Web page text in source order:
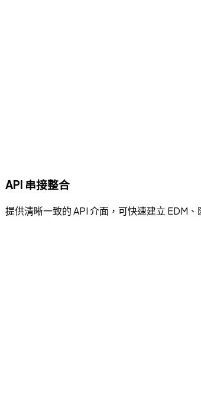
API 串接整合
提供清晰一致的 API 介面，可快速建立 EDM